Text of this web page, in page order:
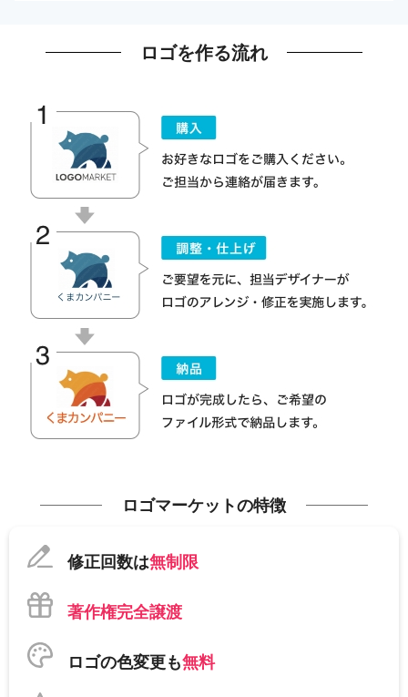
ロゴを作る流れ
ロゴマーケットの特徴
修正回数は無制限
著作権完全譲渡
ロゴの色変更も無料